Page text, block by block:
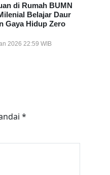
di Rumah BUMN
Belajar Daur
Gaya Hidup Zero
2026 22:59 WIB
*